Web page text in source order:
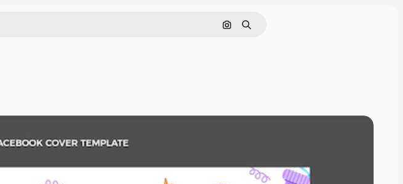
Cerca per immagine
Ricerca